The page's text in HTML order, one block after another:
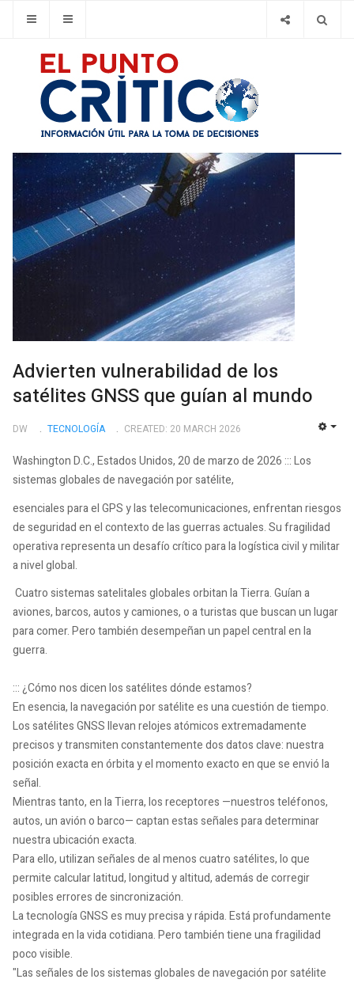
Advierten vulnerabilidad de los
satélites GNSS que guían al mundo
DW TECNOLOGÍ­A CREATED: 20 MARCH 2026
Washington D.C., Estados Unidos, 20 de marzo de 2026 ::: Los
sistemas globales de navegación por satélite,
esenciales para el GPS y las telecomunicaciones, enfrentan riesgos
de seguridad en el contexto de las guerras actuales. Su fragilidad
operativa representa un desafío crítico para la logística civil y militar
a nivel global.
Cuatro sistemas satelitales globales orbitan la Tierra. Guían a
aviones, barcos, autos y camiones, o a turistas que buscan un lugar
para comer. Pero también desempeñan un papel central en la
guerra.
::: ¿Cómo nos dicen los satélites dónde estamos?
En esencia, la navegación por satélite es una cuestión de tiempo.
Los satélites GNSS llevan relojes atómicos extremadamente
precisos y transmiten constantemente dos datos clave: nuestra
posición exacta en órbita y el momento exacto en que se envió la
señal.
Mientras tanto, en la Tierra, los receptores —nuestros teléfonos,
autos, un avión o barco— captan estas señales para determinar
nuestra ubicación exacta.
Para ello, utilizan señales de al menos cuatro satélites, lo que
permite calcular latitud, longitud y altitud, además de corregir
posibles errores de sincronización.
La tecnología GNSS es muy precisa y rápida. Está profundamente
integrada en la vida cotidiana. Pero también tiene una fragilidad
poco visible.
"Las señales de los sistemas globales de navegación por satélite